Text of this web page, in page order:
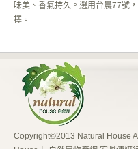
味美、香氣持久。選用台農77號
擇。
Copyright©2013 Natural House